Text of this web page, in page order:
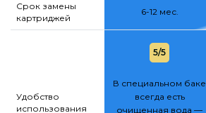
Срок замены
картриджей
6-12 мес.
Удобство
использования
5/5
В специальном баке
всегда есть
очищенная вода —